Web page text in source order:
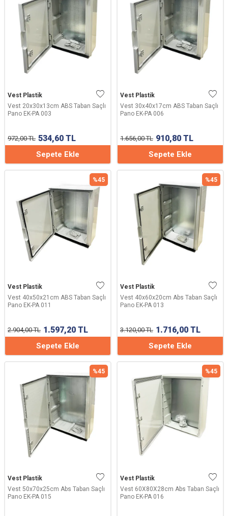
Vest Plastik
Vest 20x30x13cm ABS Taban Saçlı
Pano EK-PA 003
972,00TL 534,60 TL
Sepete Ekle
Vest Plastik
Vest 30x40x17cm ABS Taban Saçlı
Pano EK-PA 006
1.656,00TL 910,80 TL
Sepete Ekle
%45
Vest Plastik
Vest 40x50x21cm ABS Taban Saçlı
Pano EK-PA 011
2.904,00TL 1.597,20 TL
Sepete Ekle
%45
Vest Plastik
Vest 40x60x20cm Abs Taban Saçlı
Pano EK-PA 013
3.120,00TL 1.716,00 TL
Sepete Ekle
%45
Vest Plastik
Vest 50x70x25cm Abs Taban Saçlı
Pano EK-PA 015
%45
Vest Plastik
Vest 60X80X28cm Abs Taban Saçlı
Pano EK-PA 016